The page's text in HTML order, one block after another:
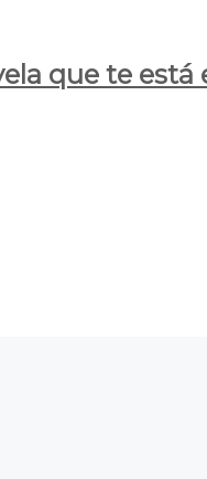
que te está